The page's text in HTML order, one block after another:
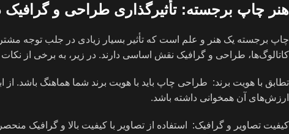
هنر چاپ برجسته: تأثیرگذاری طراحی و
چاپ برجسته یک هنر و علم است که تأثیر بسیار زیادی در جلب توجه
کاتالوگ‌ها، طراحی و گرافیک نقش اساسی دارند. در زیر، به برخی از
تطابق با هویت برند: طراحی چاپ باید با هویت برند شما هماهنگ باشد. از
ارزش‌های آن همخوانی داشته باشد.
کیفیت تصاویر و گرافیک: استفاده از تصاویر با کیفیت بالا و گرافیک